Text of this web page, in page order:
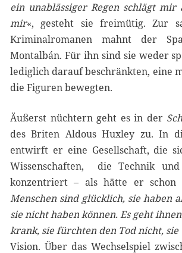
v
e
m
b
e
r
2
5
ein unablässiger Regen schlägt
mir«, gesteht sie freimütig. Zur
Kriminalromanen mahnt der
Montalbán. Für ihn sind sie weder
lediglich darauf beschränkten, eine
die Figuren bewegten.
Äußerst nüchtern geht es in der
des Briten Aldous Huxley zu. In
entwirft er eine Gesellschaft, die
Wissenschaften, die Technik
konzentriert – als hätte er schon
Menschen sind glücklich, sie haben
sie nicht haben können. Es geht
krank, sie fürchten den Tod nicht,
Vision. Über das Wechselspiel